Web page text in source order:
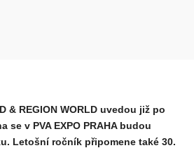
REGION WORLD uvedou již po
v PVA EXPO PRAHA budou
Letošní ročník připomene také 30.